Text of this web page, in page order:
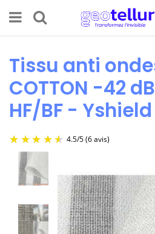
Tissu anti
COTTON -42
HF/BF - Yshield